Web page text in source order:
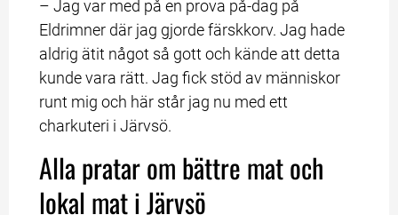
– Jag var med på en prova på-dag på
Eldrimner där jag gjorde färskkorv. Jag hade
aldrig ätit något så gott och kände att detta
kunde vara rätt. Jag fick stöd av människor
runt mig och här står jag nu med ett
charkuteri i Järvsö.
Alla pratar om bättre mat och
lokal mat i Järvsö